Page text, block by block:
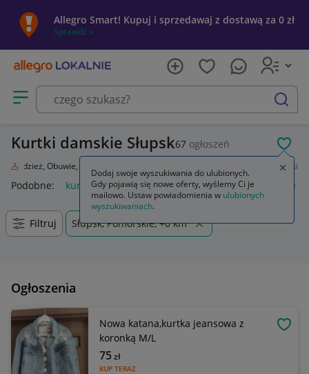
Allegro Smart! Kupuj i sprzedawaj z dostawą za 0 zł
Sprawdź »
Otwórz menu z kategoriami
szukaj
Kurtki damskie Słupsk67 ogłoszeń
Odzież, Obuwie, Dodatki Kurtki
Podobne: kurtka kurtka płaszcz kurtki dżinsowe damskie
Filtruj Słupsk, Pomorskie, +0 km
Ogłoszenia
Nowa katana,kurtka jeansowa z
koronką M/L
KUP TERAZ
75zł
Dodaj swoje wyszukiwania do ulubionych.
Gdy pojawią się nowe oferty, wyślemy Ci je
mailowo. Ustaw powiadomienia w ulubionych
wyszukiwaniach.